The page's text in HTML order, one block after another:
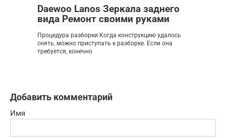
Daewoo Lanos Зеркала заднего
вида Ремонт своими руками
Процедура разборки Когда конструкцию удалось
снять, можно приступать к разборке. Если она
требуется, конечно
Добавить комментарий
Имя